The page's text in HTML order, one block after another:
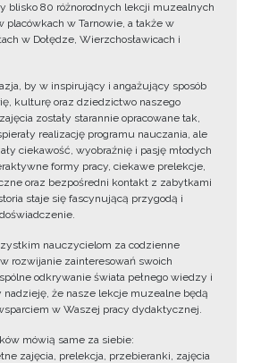
blisko 80 różnorodnych lekcji muzealnych
placówkach w Tarnowie, a także w
w Dołędze, Wierzchosławicach i
by w inspirujący i angażujący sposób
kulturę oraz dziedzictwo naszego
zostały starannie opracowane tak,
realizację programu nauczania, ale
ciekawość, wyobraźnię i pasję młodych
formy pracy, ciekawe prelekcje,
oraz bezpośredni kontakt z zabytkami
staje się fascynującą przygodą i
nauczycielom za codzienne
rozwijanie zainteresowań swoich
odkrywanie świata pełnego wiedzy i
nadzieję, że nasze lekcje muzealne będą
w Waszej pracy dydaktycznej.
mówią same za siebie:
zajęcia, prelekcja, przebieranki, zajęcia